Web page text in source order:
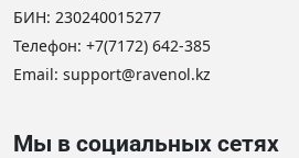
БИН: 230240015277
Телефон: +7(7172) 642-385
Email: support@ravenol.kz
Мы в социальных сетях